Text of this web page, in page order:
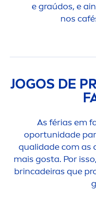
e graúdos, e
nos
JOGOS DE
As férias em
oportunidade
qualidade com as
mais gosta. Por
brincadeiras que